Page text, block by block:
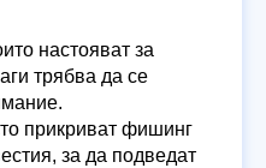
настояват за
трябва да се
прикриват фишинг
за да подведат